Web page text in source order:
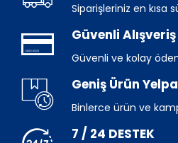
Siparişleriniz en kısa
Güvenli Alışveriş
Güvenli ve kolay
Geniş Ürün
Binlerce ürün ve
7 / 24 DESTEK